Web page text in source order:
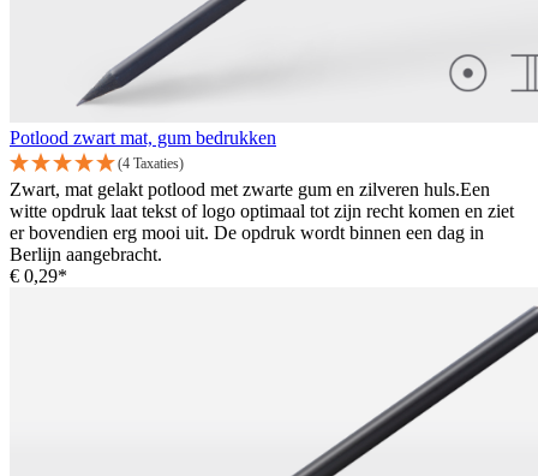
Potlood zwart mat, gum bedrukken
(4 Taxaties)
Zwart, mat gelakt potlood met zwarte gum en zilveren huls.Een
witte opdruk laat tekst of logo optimaal tot zijn recht komen en ziet
er bovendien erg mooi uit. De opdruk wordt binnen een dag in
Berlijn aangebracht.
€ 0,29*